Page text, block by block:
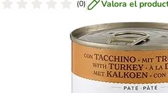
(0) Valora el